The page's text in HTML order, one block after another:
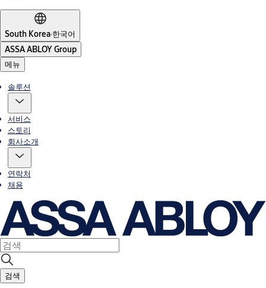
South Korea·한국어
ASSA ABLOY Group
메뉴
솔루션
서비스
스토리
회사소개
연락처
채용
검색